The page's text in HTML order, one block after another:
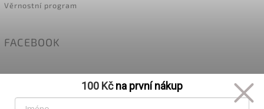
Věrnostní program
FACEBOOK
BLOG
100 Kčna první nákup